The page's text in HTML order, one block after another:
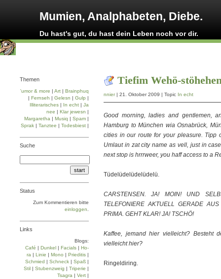
Mumien, Analphabeten, Diebe.
Du hast's gut, du hast dein Leben noch vor dir.
Tiefim Wehö-
nnier| 21. Oktober 2009 | Topic In echt
Good morning, ladies and gentlemen,
Hamburg to München wia Osnabrück,
cities in our route for your pleasure. Tipp
Umlaut in zat city name as vell, just in
next stop is hrrrweer, you haff access to a
Tüdelüdelüdelüdelü.
CARSTENSEN. JA! MOIN! UND
TELEFONIERE AKTUELL GERADE
PRIMA. GEHT KLAR! JA! TSCHÖ!
Kaffee, jemand hier vielleicht? Besteht
vielleicht hier?
Ringeldiring.
Themen
'umor & more | Art | Brainphuq
| Fernseh | Gelesn | Gulp |
Illiterarisches | In echt | Ja
nee | Klar jewesn |
Margaretha | Musiq | Spam |
Sprak | Tanztee | Todesbiest |
Suche
Status
Zum Kommentieren bitte
einloggen
Links
Blogs:
Café | Dun­kel | Facials | Ho­
ra | Linie | Mo­no | Prie­di­tis |
Schmied | Schneck | Spaß |
Stil | Stu­ben­zweig | Tri­pe­rie |
Tsa­gra | Vert |